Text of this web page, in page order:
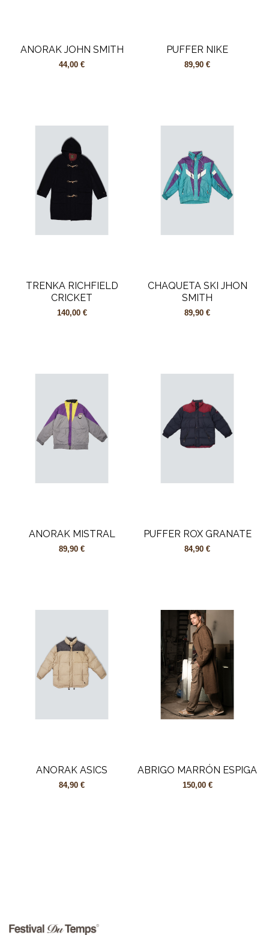
ANORAK JOHN SMITH
44,00 €
PUFFER NIKE
89,90 €
TRENKA RICHFIELD
CRICKET
140,00 €
CHAQUETA SKI JHON
SMITH
89,90 €
ANORAK MISTRAL
89,90 €
PUFFER ROX GRANATE
84,90 €
ANORAK ASICS
84,90 €
ABRIGO MARRÓN ESPIGA
150,00 €